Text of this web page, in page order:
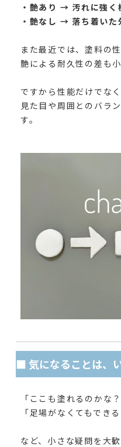
・艶あり → 汚れに強く
・艶なし → 落ち着いた
また最近では、塗料の
艶による耐久性の差も
ですから性能だけでなく
見た目や周囲とのバラ
す。
■ 気になることは、
「ここも塗れるのかな？
「足場がなくてもできる
など、小さな疑問を大